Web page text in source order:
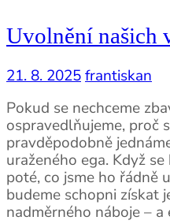
Uvolnění našich
21. 8. 2025frantiskan
Pokud se nechceme
ospravedlňujeme, proč
pravděpodobně
uraženého ega. Když
poté, co jsme ho řádně
budeme schopni získat
nadměrného náboje –